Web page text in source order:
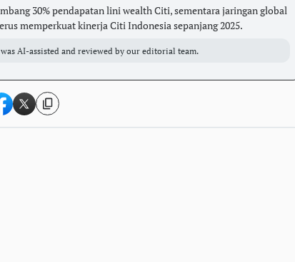
30% pendapatan lini wealth Citi, sementara jaringan global
memperkuat kinerja Citi Indonesia sepanjang 2025.
AI-assisted and reviewed by our editorial team.